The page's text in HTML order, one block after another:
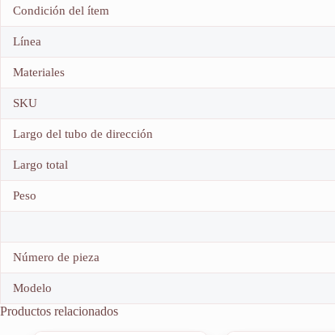
Condición del ítem
Línea
Materiales
SKU
Largo del tubo de dirección
Largo total
Peso
Número de pieza
Modelo
Productos relacionados